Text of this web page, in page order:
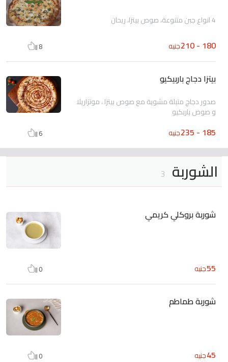
4 انواع جبن متنوعة، صوص بيتزا، ريحان
180 - 210 جنيه 8
بيتزا دجاج باربيكيو
صدور دجاج متبلة مشوية مع صوص بيتزا ، موتزاريلا
و صوص باربكيو
185 - 235 جنيه 6
الشوربة 3
شوربة بروكلي كريمي
55جنيه 0
شوربة طماطم
45جنيه 0